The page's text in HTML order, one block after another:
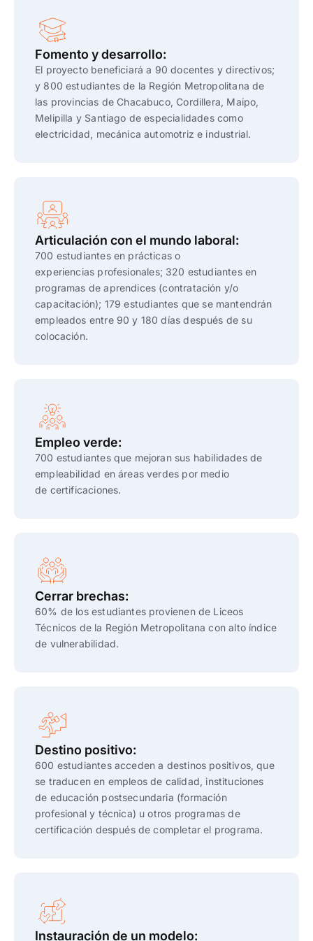
Fomento y desarrollo:
El proyecto beneficiará a 90 docentes y directivos;
y 800 estudiantes de la Región Metropolitana de
las provincias de Chacabuco, Cordillera, Maipo,
Melipilla y Santiago de especialidades como
electricidad, mecánica automotriz e industrial.
Articulación con el mundo laboral:
700 estudiantes en prácticas o
experiencias profesionales; 320 estudiantes en
programas de aprendices (contratación y/o
capacitación); 179 estudiantes que se mantendrán
empleados entre 90 y 180 días después de su
colocación.
Empleo verde:
700 estudiantes que mejoran sus habilidades de
empleabilidad en áreas verdes por medio
de certificaciones.
Cerrar brechas:
60% de los estudiantes provienen de Liceos
Técnicos de la Región Metropolitana con alto índice
de vulnerabilidad.
Destino positivo:
600 estudiantes acceden a destinos positivos, que
se traducen en empleos de calidad, instituciones
de educación postsecundaria (formación
profesional y técnica) u otros programas de
certificación después de completar el programa.
Instauración de un modelo: